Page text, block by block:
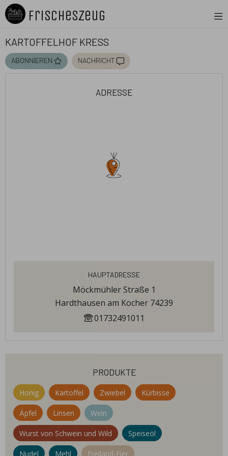
FrischesZeug
Kartoffelhof Kreß
abonnieren nachricht
adresse
Hauptadresse
Möckmühler Straße 1
Hardthausen am Kocher 74239
01732491011
produkte
Honig Kartoffel Zwiebel Kürbisse
Äpfel Linsen Wein
Wurst von Schwein und Wild Speiseöl
Nudel Mehl Freiland-Eier